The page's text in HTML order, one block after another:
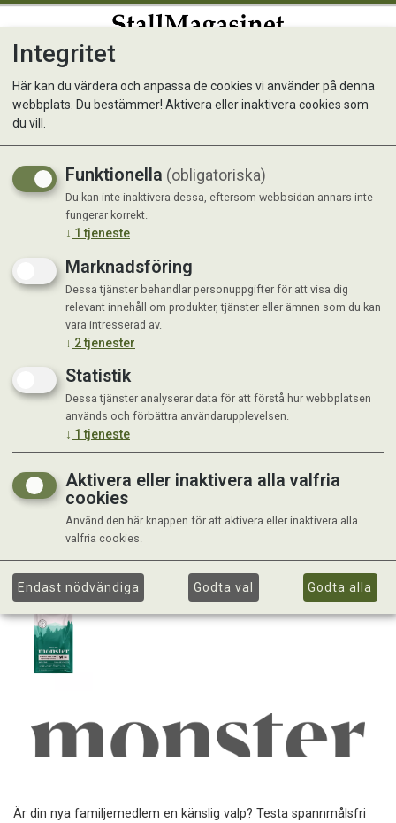
Monster Dog GF Puppy S/M
Lamb/Duck 2 kg
Är din nya familjemedlem en känslig valp? Testa spannmålsfri
Integritet
Här kan du värdera och anpassa de cookies vi använder på denna
webbplats. Du bestämmer! Aktivera eller inaktivera cookies som
du vill.
Funktionella (obligatoriska)
Du kan inte inaktivera dessa, eftersom webbsidan annars inte
fungerar korrekt.
↓ 1 tjeneste
Marknadsföring
Dessa tjänster behandlar personuppgifter för att visa dig
relevant innehåll om produkter, tjänster eller ämnen som du kan
vara intresserad av.
↓ 2tjenester
Statistik
Dessa tjänster analyserar data för att förstå hur webbplatsen
används och förbättra användarupplevelsen.
↓ 1 tjeneste
Aktivera eller inaktivera alla valfria
cookies
Använd den här knappen för att aktivera eller inaktivera alla
valfria cookies.
Endast nödvändiga Godta val Godta alla